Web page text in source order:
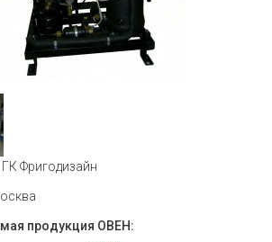
ГК Фригодизайн
продукция ОВЕН: